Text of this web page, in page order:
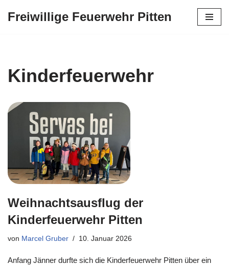
Freiwillige Feuerwehr Pitten
Kinderfeuerwehr
Weihnachtsausflug der
Kinderfeuerwehr Pitten
von Marcel Gruber 10. Januar 2026
Anfang Jänner durfte sich die Kinderfeuerwehr Pitten über ein